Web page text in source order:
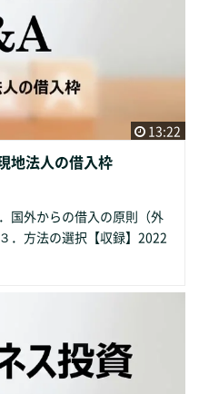
13:22
地法人の借入枠
国外からの借入の原則（外
．方法の選択【収録】2022